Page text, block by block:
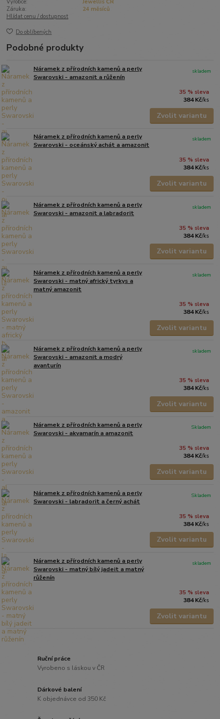
Výrobce:
Jewellis ČR
Záruka:
24 měsíců
Hlídat cenu / dostupnost
Do oblíbených
Podobné produkty
Náramek z přírodních kamenů a perly
Swarovski - amazonit a růženín
35 % sleva
384 Kč/ks
skladem
Zvolit variantu
Náramek z přírodních kamenů a perly
Swarovski - oceánský achát a amazonit
35 % sleva
384 Kč/ks
skladem
Zvolit variantu
Náramek z přírodních kamenů a perly
Swarovski - amazonit a labradorit
35 % sleva
384 Kč/ks
skladem
Zvolit variantu
Náramek z přírodních kamenů a perly
Swarovski - matný africký tyrkys a
matný amazonit
35 % sleva
384 Kč/ks
skladem
Zvolit variantu
Náramek z přírodních kamenů a perly
Swarovski - amazonit a modrý
avanturín
35 % sleva
384 Kč/ks
skladem
Zvolit variantu
Náramek z přírodních kamenů a perly
Swarovski - akvamarín a amazonit
35 % sleva
384 Kč/ks
Skladem
Zvolit variantu
Náramek z přírodních kamenů a perly
Swarovski - labradorit a černý achát
35 % sleva
384 Kč/ks
Skladem
Zvolit variantu
Náramek z přírodních kamenů a perly
Swarovski - matný bílý jadeit a matný
růženín
35 % sleva
384 Kč/ks
skladem
Zvolit variantu
Ruční práce
Vyrobeno s láskou v ČR
Dárkové balení
K objednávce od 350 Kč